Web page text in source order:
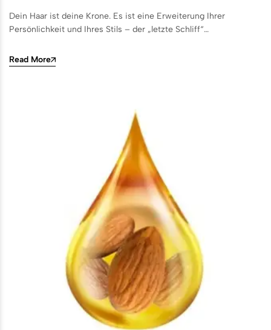
Dein Haar ist deine Krone. Es ist eine Erweiterung Ihrer
Persönlichkeit und Ihres Stils – der „letzte Schliff“…
Read More